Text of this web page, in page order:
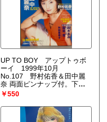
UP TO BOY アップトゥボ
ーイ 1999年10月
No.107 野村佑香＆田中麗
奈 両面ピンナップ付。下川
みくに・鈴木あみ・大森玲
石恵・平山綾 など。
￥550